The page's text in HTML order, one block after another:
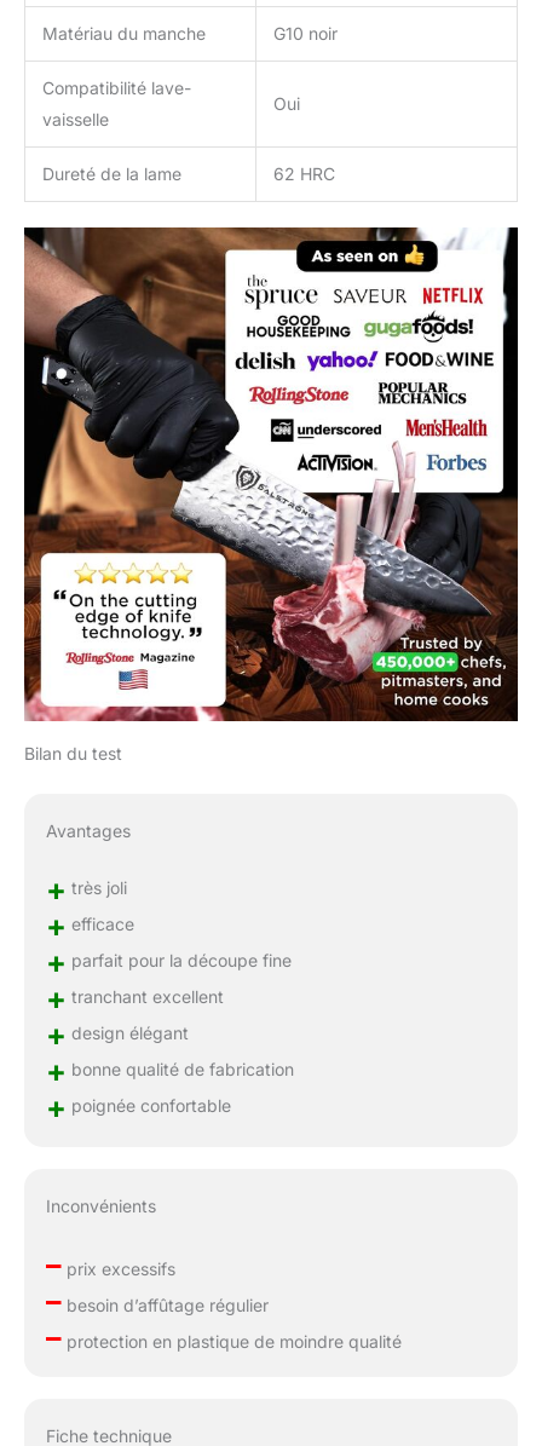
100%, essayez-le sans
risque, nous savons que
vous l'aimerez!
Matériau du manche G10 noir
Compatibilité lave-
vaisselle
Oui
Dureté de la lame 62 HRC
Bilan du test
Avantages
+ très joli
+ efficace
+ parfait pour la découpe fine
+ tranchant excellent
+ design élégant
+ bonne qualité de fabrication
+ poignée confortable
Inconvénients
–prix excessifs
–besoin d’affûtage régulier
–protection en plastique de moindre qualité
Fiche technique